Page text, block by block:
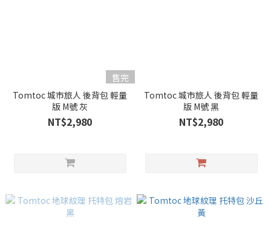
售完
Tomtoc 城市旅人 後背包 輕量
版 M號 灰
NT$2,980
Tomtoc 城市旅人 後背包 輕量
版 M號 黑
NT$2,980